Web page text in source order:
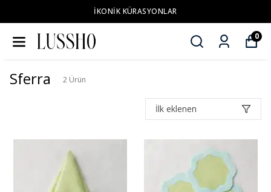
İKONİK KÜRASYONLAR
0
Sferra 2 Ürün
İlk eklenen